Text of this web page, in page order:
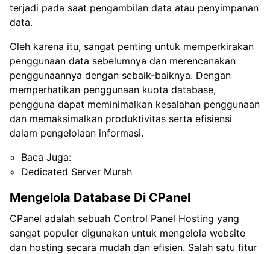
terjadi pada saat pengambilan data atau penyimpanan
data.
Oleh karena itu, sangat penting untuk memperkirakan
penggunaan data sebelumnya dan merencanakan
penggunaannya dengan sebaik-baiknya. Dengan
memperhatikan penggunaan kuota database,
pengguna dapat meminimalkan kesalahan penggunaan
dan memaksimalkan produktivitas serta efisiensi
dalam pengelolaan informasi.
Baca Juga:
Dedicated Server Murah
Mengelola Database Di CPanel
CPanel adalah sebuah Control Panel Hosting yang
sangat populer digunakan untuk mengelola website
dan hosting secara mudah dan efisien. Salah satu fitur